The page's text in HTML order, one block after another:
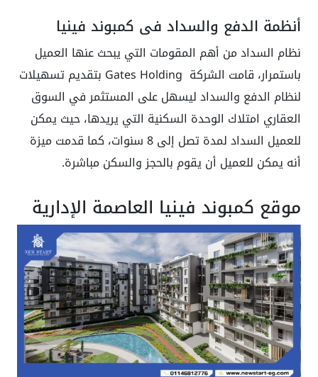
أنظمة الدفع والسداد في كمبوند فينيا
نظام السداد من أهم المقومات التي يبحث عنها العميل
باستمرار، قامت الشركة Gates Holding بتقديم تسهيلات
لنظام الدفع والسداد ليسهل على المستثمر في السوق
العقاري امتلاك الوحدة السكنية التي يريدها، حيث يمكن
للعميل السداد لمدة تصل إلى 8 سنوات، كما قدمت ميزة
أنه يمكن للعميل أن يقوم بالحجز والسكن مباشرة.
موقع كمبوند فينيا العاصمة الإدارية